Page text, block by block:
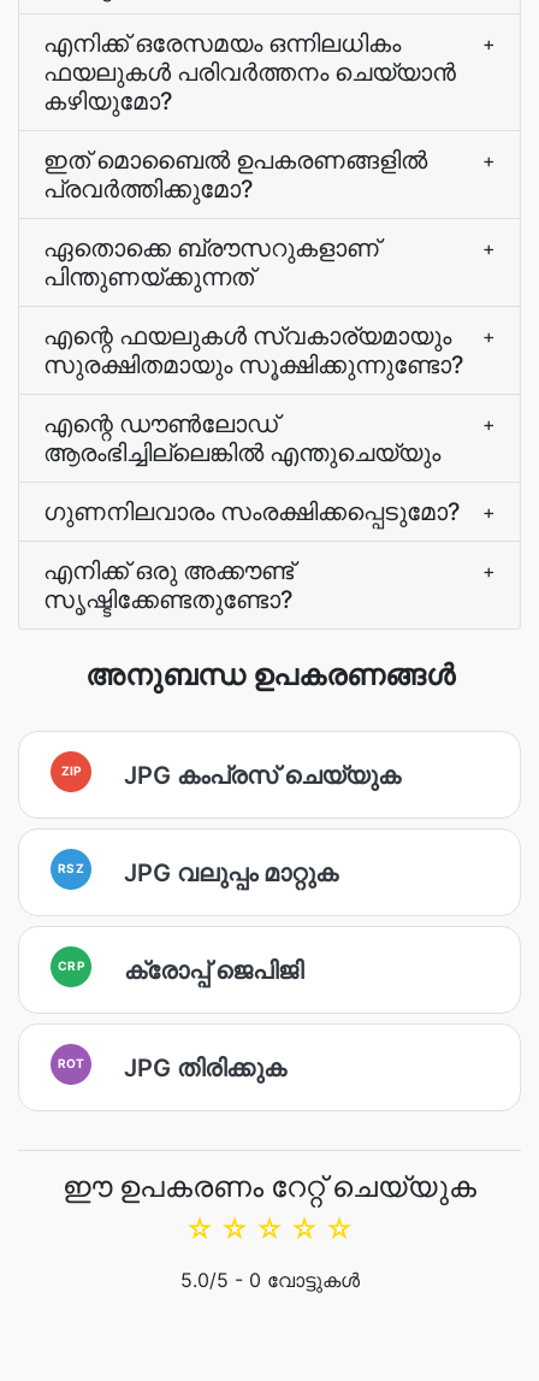
എനിക്ക് ഒരേസമയം ഒന്നിലധികം
ഫയലുകൾ പരിവർത്തനം ചെയ്യാൻ
കഴിയുമോ?
+
ഇത് മൊബൈൽ ഉപകരണങ്ങളിൽ
പ്രവർത്തിക്കുമോ?
+
ഏതൊക്കെ ബ്രൗസറുകളാണ്
പിന്തുണയ്ക്കുന്നത്
+
എന്റെ ഫയലുകൾ സ്വകാര്യമായും
സുരക്ഷിതമായും സൂക്ഷിക്കുന്നുണ്ടോ?
+
എന്റെ ഡൗൺലോഡ്
ആരംഭിച്ചില്ലെങ്കിൽ എന്തുചെയ്യും
+
ഗുണനിലവാരം സംരക്ഷിക്കപ്പെടുമോ? +
എനിക്ക് ഒരു അക്കൗണ്ട്
സൃഷ്ടിക്കേണ്ടതുണ്ടോ?
+
അനുബന്ധ ഉപകരണങ്ങൾ
ZIP JPG കംപ്രസ് ചെയ്യുക
RSZ JPG വലുപ്പം മാറ്റുക
CRP ക്രോപ്പ് ജെപിജി
ROT JPG തിരിക്കുക
ഈ ഉപകരണം റേറ്റ് ചെയ്യുക
☆
☆
☆
☆
☆
5.0/5 - 0 വോട്ടുകൾ